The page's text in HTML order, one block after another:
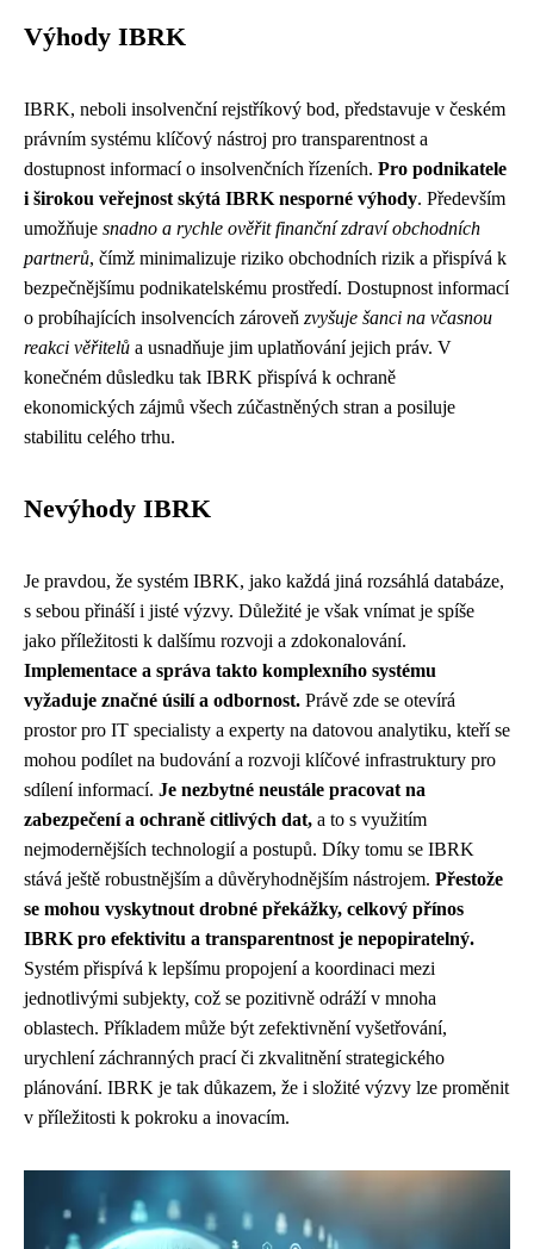
Výhody IBRK
IBRK, neboli insolvenční rejstříkový bod, představuje v českém
právním systému klíčový nástroj pro transparentnost a
dostupnost informací o insolvenčních řízeních. Pro podnikatele
i širokou veřejnost skýtá IBRK nesporné výhody. Především
umožňuje snadno a rychle ověřit finanční zdraví obchodních
partnerů, čímž minimalizuje riziko obchodních rizik a přispívá k
bezpečnějšímu podnikatelskému prostředí. Dostupnost informací
o probíhajících insolvencích zároveň zvyšuje šanci na včasnou
reakci věřitelů a usnadňuje jim uplatňování jejich práv. V
konečném důsledku tak IBRK přispívá k ochraně
ekonomických zájmů všech zúčastněných stran a posiluje
stabilitu celého trhu.
Nevýhody IBRK
Je pravdou, že systém IBRK, jako každá jiná rozsáhlá databáze,
s sebou přináší i jisté výzvy. Důležité je však vnímat je spíše
jako příležitosti k dalšímu rozvoji a zdokonalování.
Implementace a správa takto komplexního systému
vyžaduje značné úsilí a odbornost. Právě zde se otevírá
prostor pro IT specialisty a experty na datovou analytiku, kteří se
mohou podílet na budování a rozvoji klíčové infrastruktury pro
sdílení informací. Je nezbytné neustále pracovat na
zabezpečení a ochraně citlivých dat, a to s využitím
nejmodernějších technologií a postupů. Díky tomu se IBRK
stává ještě robustnějším a důvěryhodnějším nástrojem. Přestože
se mohou vyskytnout drobné překážky, celkový přínos
IBRK pro efektivitu a transparentnost je nepopiratelný.
Systém přispívá k lepšímu propojení a koordinaci mezi
jednotlivými subjekty, což se pozitivně odráží v mnoha
oblastech. Příkladem může být zefektivnění vyšetřování,
urychlení záchranných prací či zkvalitnění strategického
plánování. IBRK je tak důkazem, že i složité výzvy lze proměnit
v příležitosti k pokroku a inovacím.